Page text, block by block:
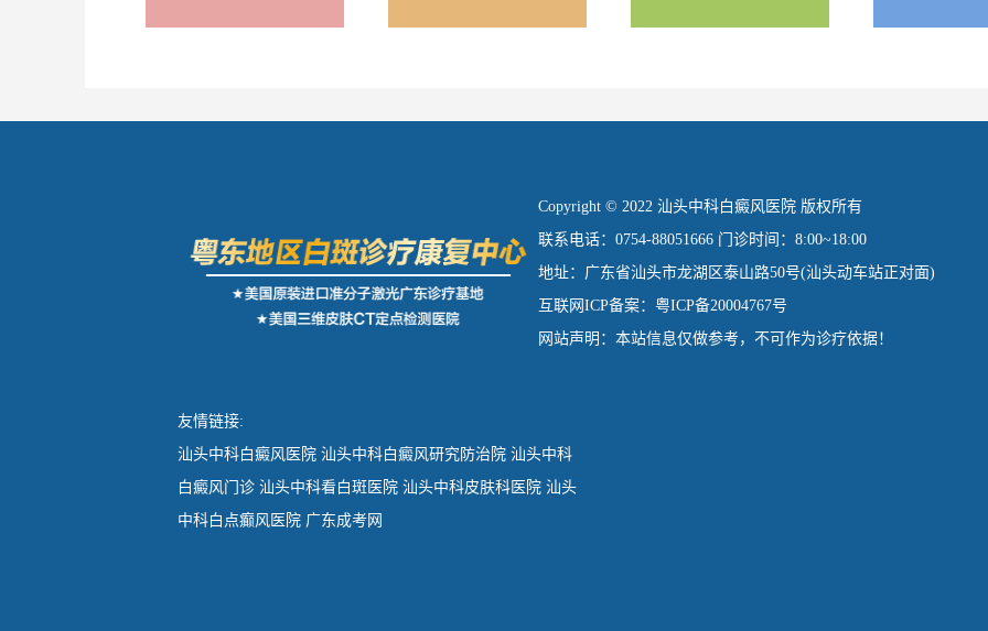
Copyright © 2022 汕头中科白癜风医院 版权所有
联系电话：0754-88051666 门诊时间：8:00~18:00
地址：广东省汕头市龙湖区泰山路50号(汕头动车站正对面)
互联网ICP备案：粤ICP备20004767号
网站声明：本站信息仅做参考，不可作为诊疗依据！
友情链接:
汕头中科白癜风医院 汕头中科白癜风研究防治院 汕头中科
白癜风门诊 汕头中科看白斑医院 汕头中科皮肤科医院 汕头
中科白点癫风医院 广东成考网